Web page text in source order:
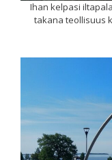
Ihan kelpasi
takana teollisuus